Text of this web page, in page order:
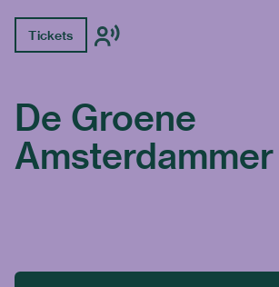
Tickets
De Groene
Amsterdammer